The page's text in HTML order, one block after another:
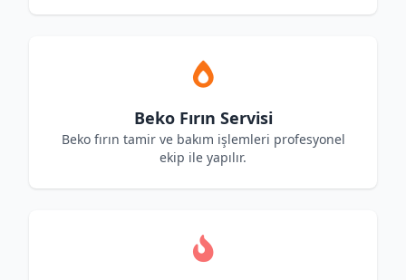
Beko Fırın Servisi
Beko fırın tamir ve bakım işlemleri profesyonel
ekip ile yapılır.